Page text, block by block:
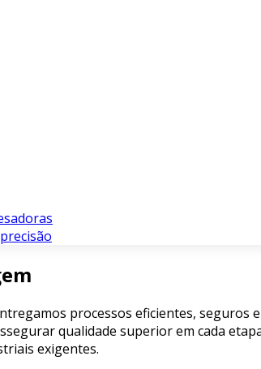
processos eficientes, seguros
qualidade superior em cada
exigentes.